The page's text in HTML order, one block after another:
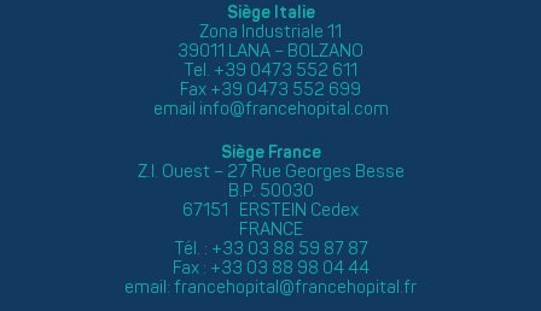
Siège Italie
Zona Industriale 11
39011 LANA – BOLZANO
Tel. +39 0473 552 611
Fax +39 0473 552 699
email info@francehopital.com
Siège France
Z.I. Ouest – 27 Rue Georges Besse
B.P. 50030
67151 ERSTEIN Cedex
FRANCE
Tél. : +33 03 88 59 87 87
Fax : +33 03 88 98 04 44
email: francehopital@francehopital.fr